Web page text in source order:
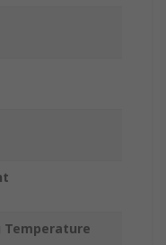
Temperature